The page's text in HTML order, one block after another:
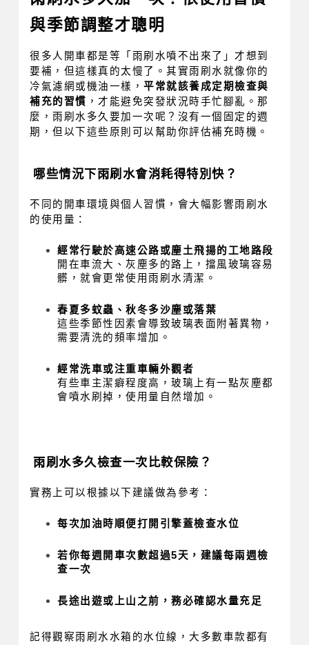
與季節調整才聰明
很多人開車都是等「雨刷水噴不出來了」才想到
要補，但這樣真的太慢了。其實雨刷水就像你的
冷氣濾網或機油一樣，平常就該養成定期檢查與
補充的習慣 ，才能避免突發狀況時手忙腳亂。那
麼，雨刷水多久要加一次呢？沒有一個固定的週
期，但以下這些原則可以幫助你評估補充時機。
哪些情況下雨刷水會消耗得特別快？
不同的開車環境與個人習慣，會大幅影響雨刷水
的使用量：
經常行駛於高速公路或塵土飛揚的工地路段
開在車流大、灰塵多的路上，擋風玻璃容易
髒，就會更常使用雨刷水清潔。
春夏多蚊蟲、秋冬多沙塵或落葉
這些季節性因素會導致玻璃表面附著異物，
需要清洗的頻率增加。
經常洗車或注重車輛外觀者
有些車主潔癖程度高，玻璃上有一點灰塵都
會噴水刷掉，使用量自然增加。
雨刷水多久檢查一次比較保險？
實務上可以根據以下建議做為參考：
每次加油時順便打開引擎蓋檢查水位
若你每週開車次數超過5天，建議每兩週檢
查一次
長途出遊或上山之前，務必確認水量充足
記得觀察雨刷水水箱的水位線，大多數車款都有